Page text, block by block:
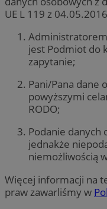
UE L 119 z
jest Podmiot do
zapytanie;
Pani/Pana dane
powyższymi
RODO;
Podanie danych
jednakże
niemożliwością
Więcej informacji na
praw zawarliśmy w